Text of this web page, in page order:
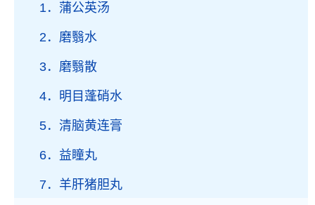
1．蒲公英汤
2．磨翳水
3．磨翳散
4．明目蓬硝水
5．清脑黄连膏
6．益瞳丸
7．羊肝猪胆丸